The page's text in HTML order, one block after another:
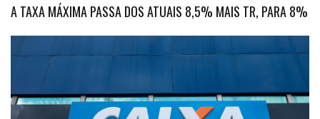
A TAXA MÁXIMA PASSA DOS ATUAIS 8,5% MAIS TR, PARA 8%